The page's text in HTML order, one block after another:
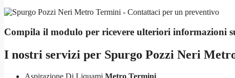
Compila il modulo per ricevere ulteriori informazioni
I nostri servizi per Spurgo Pozzi Neri
Aspirazione Di Liquami Metro Termini